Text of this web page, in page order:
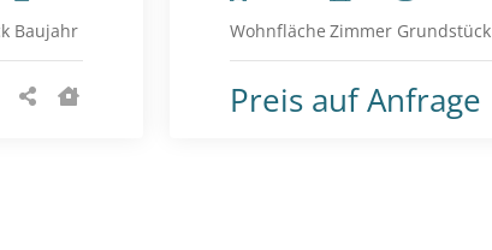
Baujahr
Wohnfläche Zimmer Grundstück
Preis auf Anfrage